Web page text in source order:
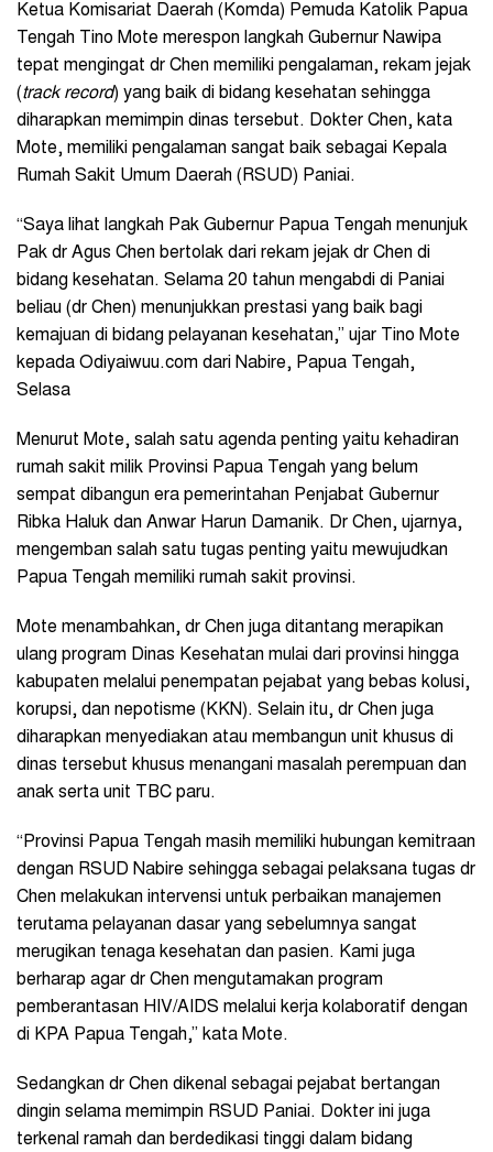
Ketua Komisariat Daerah (Komda) Pemuda Katolik Papua
Tengah Tino Mote merespon langkah Gubernur Nawipa
tepat mengingat dr Chen memiliki pengalaman, rekam jejak
(track record) yang baik di bidang kesehatan sehingga
diharapkan memimpin dinas tersebut. Dokter Chen, kata
Mote, memiliki pengalaman sangat baik sebagai Kepala
Rumah Sakit Umum Daerah (RSUD) Paniai.
“Saya lihat langkah Pak Gubernur Papua Tengah menunjuk
Pak dr Agus Chen bertolak dari rekam jejak dr Chen di
bidang kesehatan. Selama 20 tahun mengabdi di Paniai
beliau (dr Chen) menunjukkan prestasi yang baik bagi
kemajuan di bidang pelayanan kesehatan,” ujar Tino Mote
kepada Odiyaiwuu.com dari Nabire, Papua Tengah,
Selasa
Menurut Mote, salah satu agenda penting yaitu kehadiran
rumah sakit milik Provinsi Papua Tengah yang belum
sempat dibangun era pemerintahan Penjabat Gubernur
Ribka Haluk dan Anwar Harun Damanik. Dr Chen, ujarnya,
mengemban salah satu tugas penting yaitu mewujudkan
Papua Tengah memiliki rumah sakit provinsi.
Mote menambahkan, dr Chen juga ditantang merapikan
ulang program Dinas Kesehatan mulai dari provinsi hingga
kabupaten melalui penempatan pejabat yang bebas kolusi,
korupsi, dan nepotisme (KKN). Selain itu, dr Chen juga
diharapkan menyediakan atau membangun unit khusus di
dinas tersebut khusus menangani masalah perempuan dan
anak serta unit TBC paru.
“⁠Provinsi Papua Tengah masih memiliki hubungan kemitraan
dengan RSUD Nabire sehingga sebagai pelaksana tugas dr
Chen melakukan intervensi untuk perbaikan manajemen
terutama pelayanan dasar yang sebelumnya sangat
merugikan tenaga kesehatan dan pasien. Kami juga
berharap agar dr Chen mengutamakan program
pemberantasan HIV/AIDS melalui kerja kolaboratif dengan
di KPA Papua Tengah,” kata Mote.
Sedangkan dr Chen dikenal sebagai pejabat bertangan
dingin selama memimpin RSUD Paniai. Dokter ini juga
terkenal ramah dan berdedikasi tinggi dalam bidang